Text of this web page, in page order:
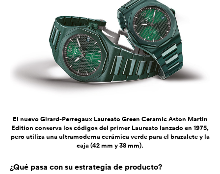
El nuevo Girard-Perregaux Laureato Green Ceramic Aston Martin
Edition conserva los códigos del primer Laureato lanzado en 1975,
pero utiliza una ultramoderna cerámica verde para el brazalete y la
caja (42 mm y 38 mm).
¿Qué pasa con su estrategia de producto?